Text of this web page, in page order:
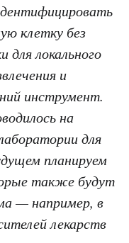
клетку без
для локального
и
инструмент.
на
для
планируем
также будут
— например, в
лекарств